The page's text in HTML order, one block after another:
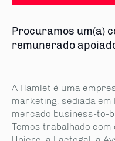
Procuramos um(a)
remunerado
A Hamlet é uma
marketing, sediada em
mercado business-to-
Temos trabalhado